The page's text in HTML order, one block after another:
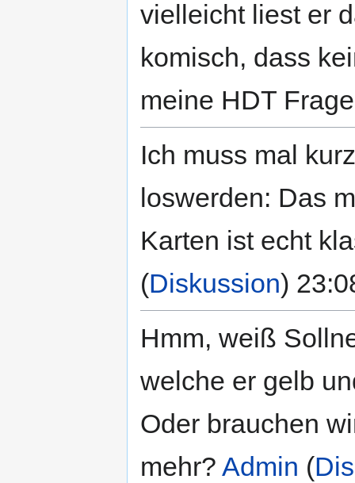
vielleicht liest er
komisch, dass
meine HDT
Ich muss mal
loswerden: Das
Karten ist echt
(Diskussion)
Hmm, weiß
welche er gelb
Oder brauchen
mehr? Admin (